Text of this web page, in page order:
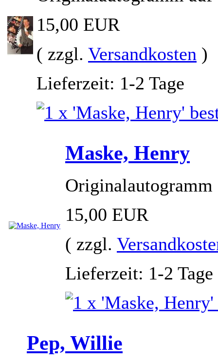
15,00 EUR
( zzgl. Versandkosten )
Lieferzeit: 1-2 Tage
Maske, Henry
15,00 EUR
( zzgl.
Lieferzeit: 1-2 Tage
Pep, Willie